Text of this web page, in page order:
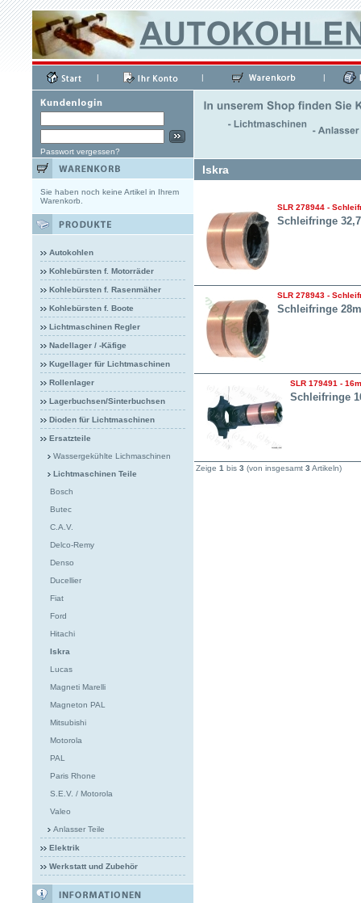
| | |
Passwort vergessen?
Sie haben noch keine Artikel in Ihrem
Warenkorb.
Autokohlen
Kohlebürsten f. Motorräder
Kohlebürsten f. Rasenmäher
Kohlebürsten f. Boote
Lichtmaschinen Regler
Nadellager / -Käfige
Kugellager für Lichtmaschinen
Rollenlager
Lagerbuchsen/Sinterbuchsen
Dioden für Lichtmaschinen
Ersatzteile
Wassergekühlte Lichmaschinen
Lichtmaschinen Teile
Bosch
Butec
C.A.V.
Delco-Remy
Denso
Ducellier
Fiat
Ford
Hitachi
Iskra
Lucas
Magneti Marelli
Magneton PAL
Mitsubishi
Motorola
PAL
Paris Rhone
S.E.V. / Motorola
Valeo
Anlasser Teile
Elektrik
Werkstatt und Zubehör
Iskra
SLR 278944 -
Schleifringe
SLR 278943 -
Schleifringe
SLR 179491 -
Schleifringe
Zeige 1 bis 3 (von insgesamt 3 Artikeln)